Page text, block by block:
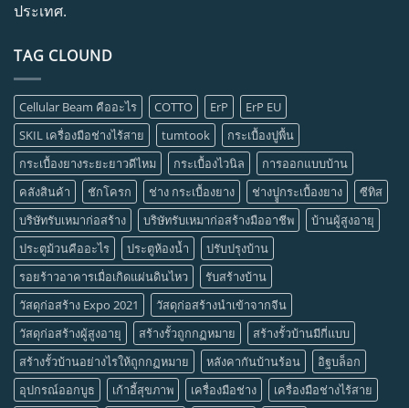
ประเทศ.
TAG CLOUND
Cellular Beam คืออะไร COTTO ErP
ErP EU
SKIL เครื่องมือช่างไร้สาย
tumtook
กระเบื้องปูพื้น
กระเบื้องยางระยะยาวดีไหม
กระเบื้องไวนิล
การออกแบบบ้าน
คลังสินค้า
ชักโครก ช่าง กระเบื้องยาง ช่างปููกระเบื้องยาง
ซีทิส
บริษัทรับเหมาก่อสร้าง
บริษัทรับเหมาก่อสร้างมืออาชีพ
บ้านผู้สูงอายุ
ประตูม้วนคืออะไร
ประตูห้องน้ำ
ปรับปรุงบ้าน
รอยร้าวอาคารเมื่อเกิดแผ่นดินไหว
รับสร้างบ้าน
วัสดุก่อสร้าง Expo 2021
วัสดุก่อสร้างนำเข้าจากจีน
วัสดุก่อสร้างผู้สูงอายุ
สร้างรั้วถูกกฏหมาย
สร้างรั้วบ้านมีกี่แบบ
สร้างรั้วบ้านอย่างไรให้ถูกกฏหมาย
หลังคากันบ้านร้อน
อิฐบล็อก
อุปกรณ์ออกบูธ
เก้าอี้สุขภาพ เครื่องมือช่าง
เครื่องมือช่างไร้สาย